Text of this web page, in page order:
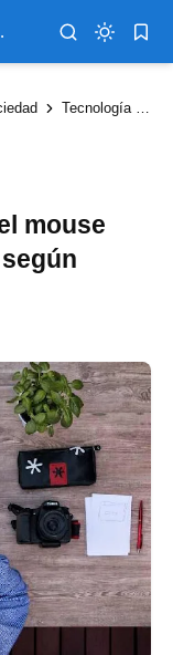
mundo
Tecnología
mouse